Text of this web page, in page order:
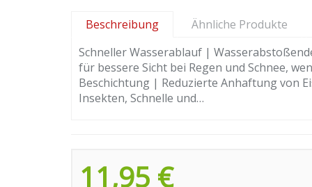
Beschreibung Ähnliche Produkte
Schneller Wasserablauf |
für bessere Sicht bei Regen und Schnee,
Beschichtung | Reduzierte Anhaftung von
Insekten, Schnelle und…
11,95 €